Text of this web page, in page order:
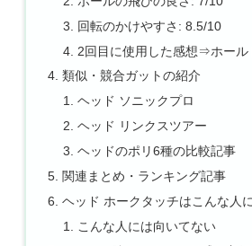
回転のかけやすさ: 8.5/10
2回目に使用した感想⇒ホール
類似・競合ガットの紹介
ヘッド ソニックプロ
ヘッド リンクスツアー
ヘッドのポリ6種の比較記事
関連まとめ・ランキング記事
ヘッド ホークタッチはこんな人
こんな人には向いてない